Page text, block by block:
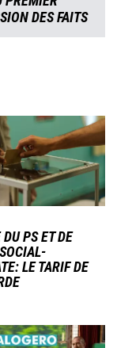
DES FAITS
PS ET DE
LE TARIF DE